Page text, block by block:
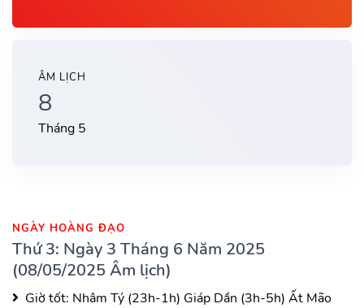
ÂM LỊCH
8
Tháng 5
NGÀY HOÀNG ĐẠO
Thứ 3: Ngày 3 Tháng 6 Năm 2025
(08/05/2025 Âm lịch)
Giờ tốt: Nhâm Tý (23h-1h) Giáp Dần (3h-5h) Ất Mão